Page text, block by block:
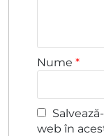
Nume *
web în